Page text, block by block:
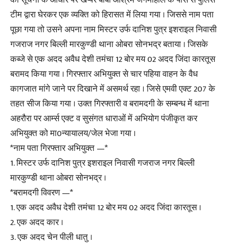
टीम द्वारा घेरकर एक व्यक्ति को हिरासत में लिया गया । जिससे नाम पता
पूछा गया तो उसने अपना नाम मिस्टर उर्फ दानिश पुत्र इशराइल निवासी
गजराज नगर बिल्ली मारकुण्डी थाना ओबरा सोनभद्र बताया । जिसके
कब्जे से एक अदद अवैध देशी तमंचा 12 बोर मय 02 अदद जिंदा कारतूस
बरामद किया गया । गिरफ्तार अभियुक्त से चार पहिया वाहन के वैध
कागजात मांगे जाने पर दिखाने में असमर्थ रहा । जिसे एमवी एक्ट 207 के
तहत सीज किया गया । उक्त गिरफ्तारी व बरामदगी के सम्बन्ध में थाना
अहरौरा पर आर्म्स एक्ट व सुसंगत धाराओं में अभियोग पंजीकृत कर
अभियुक्त को मा0न्यायालय/जेल भेजा गया ।
*नाम पता गिरफ्तार अभियुक्त —*
1. मिस्टर उर्फ दानिश पुत्र इशराइल निवासी गजराज नगर बिल्ली
मारकुण्डी थाना ओबरा सोनभद्र ।
*बरामदगी विवरण —*
1. एक अदद अवैध देशी तमंचा 12 बोर मय 02 अदद जिंदा कारतूस ।
2. एक अदद कार ।
3. एक अदद चेन पीली धातु ।